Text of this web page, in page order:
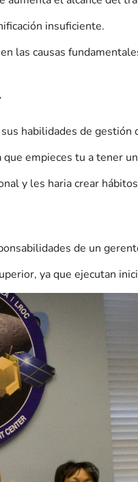
insuficiente.
las causas
habilidades de gestión
empieces tu a tener
y les haria crear
de un
ya que ejecutan